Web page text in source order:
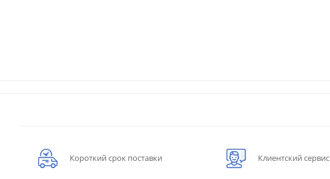
Короткий срок поставки Клиентский сервис